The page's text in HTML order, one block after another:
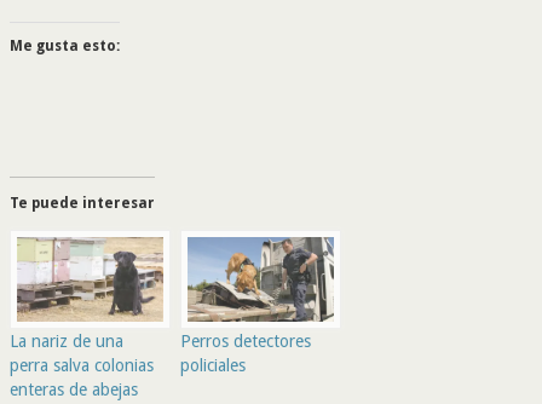
Me gusta esto:
Te puede interesar
La nariz de una
perra salva colonias
enteras de abejas
Perros detectores
policiales